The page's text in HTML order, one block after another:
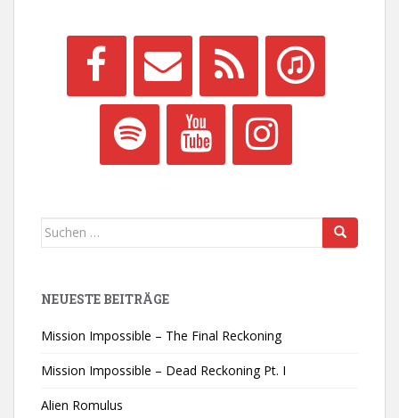
Suchen
NEUESTE BEITRÄGE
Mission Impossible – The Final Reckoning
Mission Impossible – Dead Reckoning Pt. I
Alien Romulus